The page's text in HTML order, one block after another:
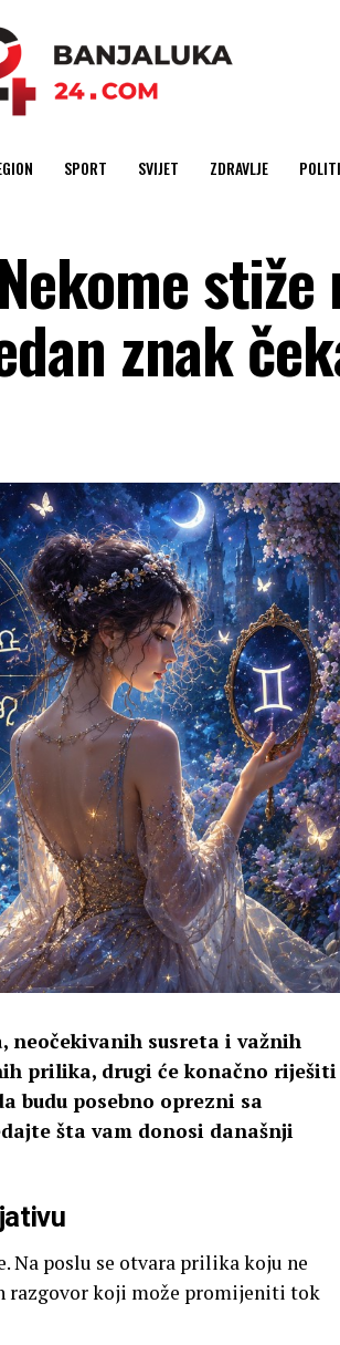
SPORT SVIJET ZDRAVLJE
znak
neočekivanih susreta i važnih
prilika, drugi će konačno riješiti
budu posebno oprezni sa
šta vam donosi današnji
Na poslu se otvara prilika koju ne
razgovor koji može promijeniti tok